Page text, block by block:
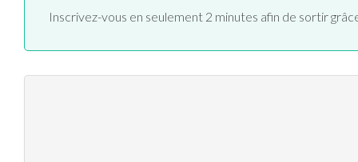
Inscrivez-vous en seulement 2 minutes afin de sortir